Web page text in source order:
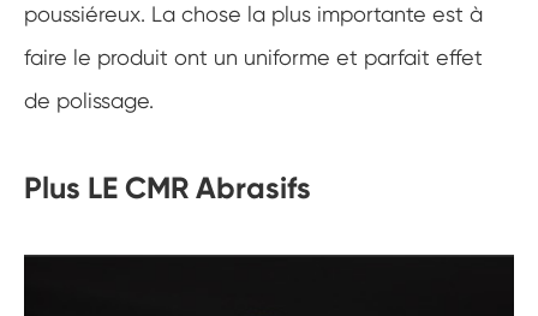
poussiéreux. La chose la plus importante est à
faire le produit ont un uniforme et parfait effet
de polissage.
Plus LE CMR Abrasifs